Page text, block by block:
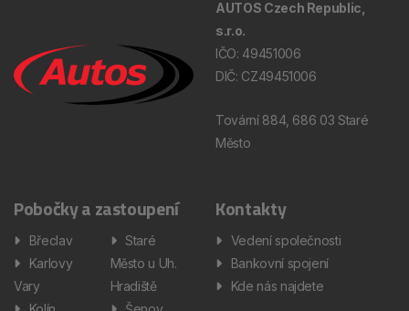
AUTOS Czech Republic,
s.r.o.
IČO: 49451006
DIČ: CZ49451006
Tovární 884, 686 03 Staré
Město
Pobočky a zastoupení
Břeclav
Karlovy
Vary
Staré
Město u Uh.
Hradiště
Kontakty
Vedení společnosti
Bankovní spojení
Kde nás najdete